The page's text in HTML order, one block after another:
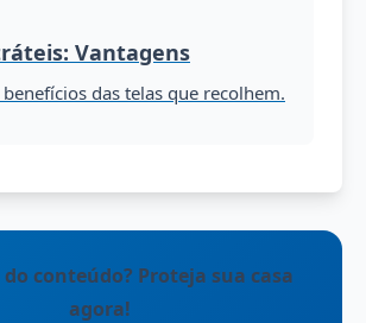
Vantagens
benefícios das telas que recolhem.
do conteúdo? Proteja sua casa
agora!